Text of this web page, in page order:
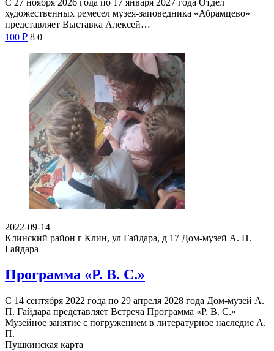
художественных ремесел музея-заповедника «Абрамцево»
представляет Выставка Алексей…
100 ₽ 8 0
2022-09-14
Клинский район г Клин, ул Гайдара, д 17 Дом-музей А. П.
Гайдара
Программа «Р. В. С.»
С 14 сентября 2022 года по 29 апреля 2028 года Дом-музей А.
П. Гайдара представляет Встреча Программа «Р. В. С.»
Музейное занятие с погружением в литературное наследие А.
П.
Пушкинская карта